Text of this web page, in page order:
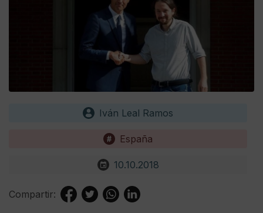
Iván Leal Ramos
España
10.10.2018
Compartir: